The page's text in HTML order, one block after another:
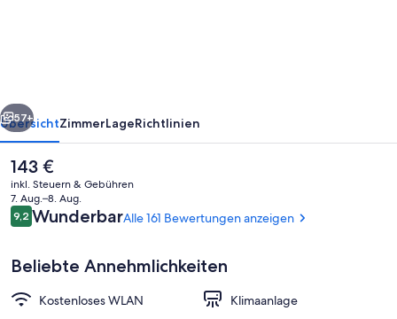
Restaurant
Weiter
57+
ÜbersichtZimmerLageRichtlinien
Der
aktuelle
Preis
beträgt
143 €.
143 €
inkl. Steuern & Gebühren
7. Aug.–8. Aug.
Bewertungen
9,29,2 von 10.
WunderbarAlle 161 Bewertungen anzeigen
Beliebte Annehmlichkeiten
Kostenloses WLAN
Klimaanlage